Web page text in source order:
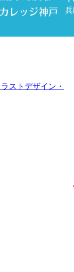
ストデザイン・